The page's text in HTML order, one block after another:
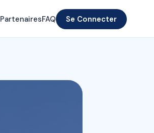
PartenairesFAQ Se Connecter